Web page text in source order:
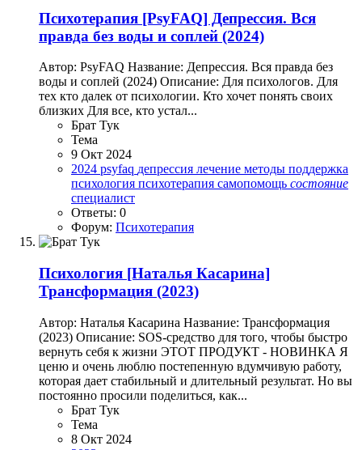
Психотерапия [PsyFAQ] Депрессия. Вся
правда без воды и соплей (2024)
Автор: PsyFAQ Название: Депрессия. Вся правда без
воды и соплей (2024) Описание: Для психологов. Для
тех кто далек от психологии. Кто хочет понять своих
близких Для все, кто устал...
Брат Тук
Тема
9 Окт 2024
2024 psyfaq депрессия лечение методы поддержка
психология психотерапия самопомощь состояние
специалист
Ответы: 0
Форум: Психотерапия
Психология [Наталья Касарина]
Трансформация (2023)
Автор: Наталья Касарина Название: Трансформация
(2023) Описание: SOS-средство для того, чтобы быстро
вернуть себя к жизни ЭТОТ ПРОДУКТ - НОВИНКА Я
ценю и очень люблю постепенную вдумчивую работу,
которая дает стабильный и длительный результат. Но вы
постоянно просили поделиться, как...
Брат Тук
Тема
8 Окт 2024